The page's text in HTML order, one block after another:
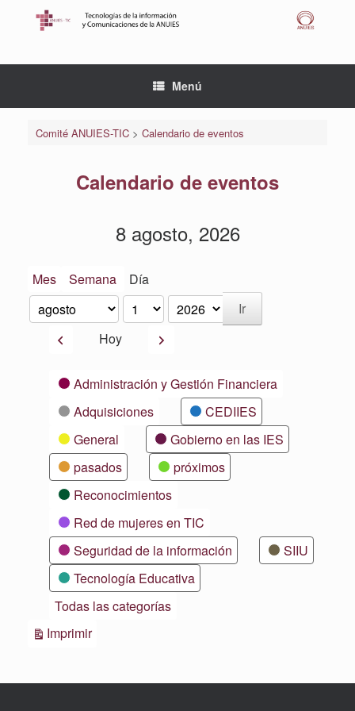
Menú
Comité ANUIES-TIC> Calendario de eventos
Calendario de eventos
8 agosto, 2026
Mes Semana Día
Mes
Día
Año
AnteriorHoy Siguiente
CategoríasAdministración y Gestión Financiera
Adquisiciones
CEDIIES
General
Gobierno en las IES
pasados
próximos
Reconocimientos
Red de mujeres en TIC
Seguridad de la información
SIIU
Tecnología Educativa
Todas las categorías
ImprimirVistas